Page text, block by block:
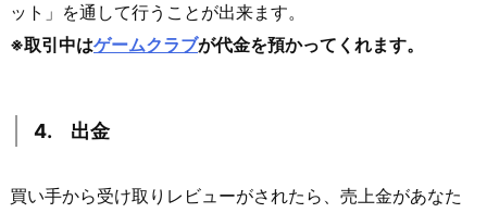
ット」を通して行うことが出来ます。
※取引中はゲームクラブが代金を預かってくれます。
4. 出金
買い手から受け取りレビューがされたら、売上金があなた